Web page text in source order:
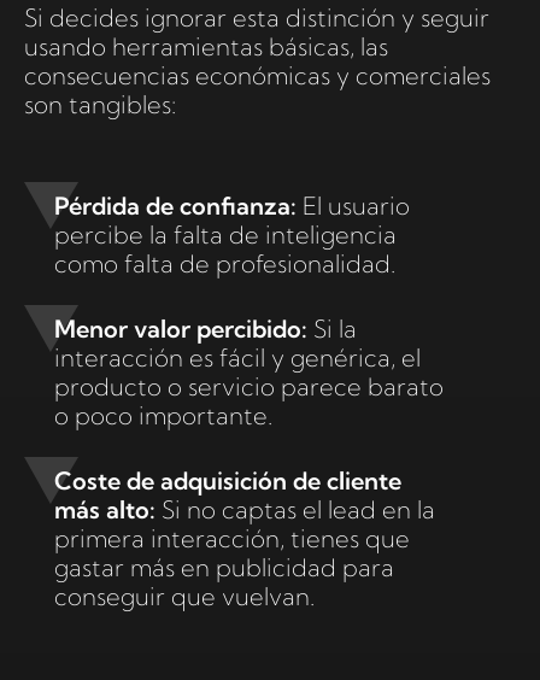
Si decides ignorar esta distinción y seguir
usando herramientas básicas, las
consecuencias económicas y comerciales
son tangibles:
Pérdida de confianza: El usuario
percibe la falta de inteligencia
como falta de profesionalidad.
Menor valor percibido: Si la
interacción es fácil y genérica, el
producto o servicio parece barato
o poco importante.
Coste de adquisición de cliente
más alto: Si no captas el lead en la
primera interacción, tienes que
gastar más en publicidad para
conseguir que vuelvan.